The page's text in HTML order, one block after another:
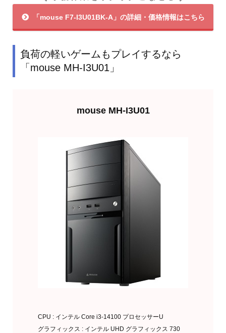
「mouse F7-I3U01BK-A」の詳細・価格情報はこちら
負荷の軽いゲームもプレイするなら
「mouse MH-I3U01」
mouse MH-I3U01
CPU : インテル Core i3-14100 プロセッサーU
グラフィックス : インテル UHD グラフィックス 730